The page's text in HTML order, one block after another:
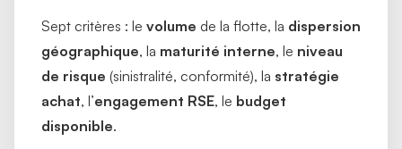
Sept critères : le volume de la flotte, la dispersion
géographique, la maturité interne, le niveau
de risque (sinistralité, conformité), la stratégie
achat, l’engagement RSE, le budget
disponible.